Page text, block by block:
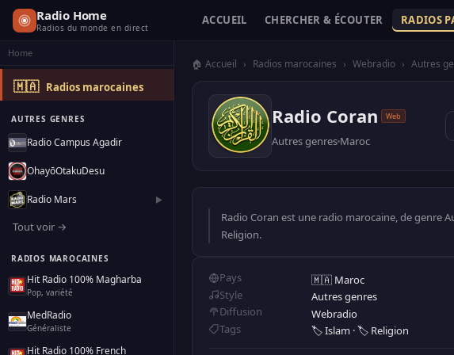
Radio Home
Radios du monde en direct
ACCUEIL CHERCHER & ÉCOUTER RADIOS
Home
🇲🇦 Radios marocaines
AUTRES GENRES
Radio Campus Agadir
OhayōOtakuDesu
Radio Mars ▶
Tout voir →
RADIOS MAROCAINES
Hit Radio 100% Magharba
Pop, variété
MedRadio
Généraliste
Hit Radio 100% French
🏠 Accueil › Radios marocaines › Webradio › Autres
Radio Coran Web
Autres genres Maroc
Radio Coran est une radio marocaine, de genre
Religion.
Pays
🇲🇦 Maroc
Style
Autres genres
Diffusion
Webradio
Tags
🏷️ Islam ·🏷️ Religion